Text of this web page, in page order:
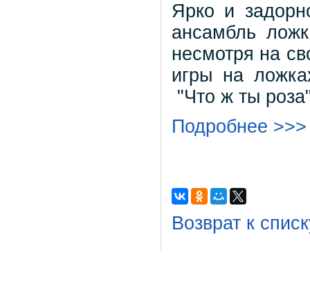
Ярко и
ансамбль
несмотря на
игры на
"Что ж ты
Подробнее >>>
Возврат к